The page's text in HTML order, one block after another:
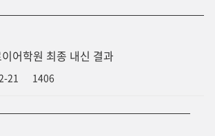
어학원 최종 내신 결과
21 1406